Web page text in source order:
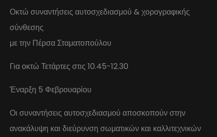
Οκτώ συναντήσεις αυτοσχεδιασμού & χορογραφικής
σύνθεσης
με την Πέρσα Σταματοπούλου
Για οκτώ Τετάρτες στις 10.45-12.30
Έναρξη 5 Φεβρουαρίου
Οι συναντήσεις αυτοσχεδιασμού αποσκοπούν στην
ανακάλυψη και διεύρυνση σωματικών και καλλιτεχνικών